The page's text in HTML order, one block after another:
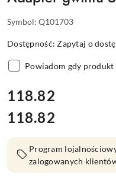
Symbol: Q101703
Dostępność:Zapytaj o
Powiadom gdy produkt
cena:
118.82
Cena:
118.82
Program
zalogowanych